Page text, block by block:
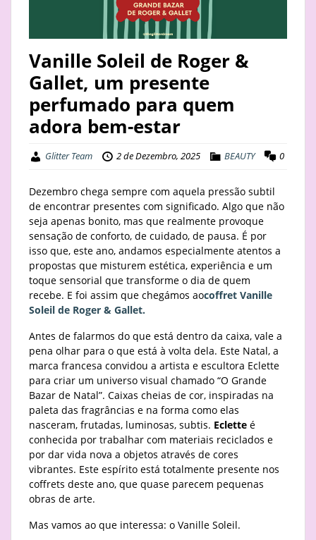
Vanille Soleil de Roger &
Gallet, um presente
perfumado para quem
adora bem-estar
Glitter Team 2 de Dezembro, 2025 BEAUTY 0
Dezembro chega sempre com aquela pressão subtil
de encontrar presentes com significado. Algo que não
seja apenas bonito, mas que realmente provoque
sensação de conforto, de cuidado, de pausa. É por
isso que, este ano, andamos especialmente atentos a
propostas que misturem estética, experiência e um
toque sensorial que transforme o dia de quem
recebe. E foi assim que chegámos aocoffret Vanille
Soleil de Roger & Gallet.
Antes de falarmos do que está dentro da caixa, vale a
pena olhar para o que está à volta dela. Este Natal, a
marca francesa convidou a artista e escultora Eclette
para criar um universo visual chamado “O Grande
Bazar de Natal”. Caixas cheias de cor, inspiradas na
paleta das fragrâncias e na forma como elas
nasceram, frutadas, luminosas, subtis. Eclette é
conhecida por trabalhar com materiais reciclados e
por dar vida nova a objetos através de cores
vibrantes. Este espírito está totalmente presente nos
coffrets deste ano, que quase parecem pequenas
obras de arte.
Mas vamos ao que interessa: o Vanille Soleil.
BUSINESS
ABOUT